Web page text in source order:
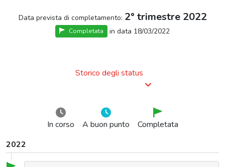
Data prevista di completamento: 2° trimestre 2022
Completata in data 18/03/2022
Storico degli status
In corso A buon punto
Completata
2022